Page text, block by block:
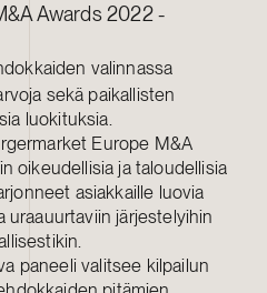
Awards 2022 -
valinnassa
sekä paikallisten
luokituksia.
Europe M&A
oikeudellisia ja taloudellisia
asiakkaille luovia
uraauurtaviin järjestelyihin
paneeli valitsee kilpailun